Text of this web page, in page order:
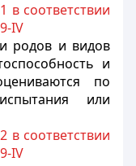
в соответствии
IV
родов и видов
и
по
или
в соответствии
IV